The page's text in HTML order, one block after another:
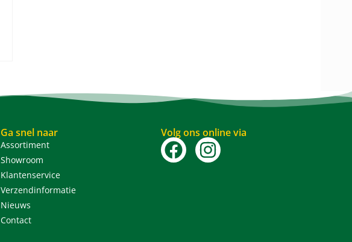
Ga snel naar
Assortiment
Showroom
Klantenservice
Verzendinformatie
Nieuws
Contact
Volg ons online via